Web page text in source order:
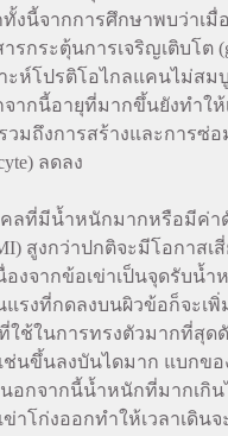
งนี้จากการศึกษาพบว่าเมื่
รกระตุ้นการเจริญเติบโต
าะห์โปรติโอไกลแคนไม่ส
ากนี้อายุที่มากขึ้นยังทำใ
วมถึงการสร้างและการซ่
ลดลง
ลที่มีน้ำหนักมากหรือมีค่า
สูงกว่าปกติจะมีโอกาสเ
องจากข้อเข่าเป็นจุดรับน้ำ
รงที่กดลงบนผิวข้อก็จะเพิ่
ใช้ในการทรงตัวมากที่สุด
ช่นขึ้นลงบันไดมาก แบกขอ
อกจากนี้น้ำหนักที่มากเกิน
ข่าโก่งออกทำให้เวลาเดิน